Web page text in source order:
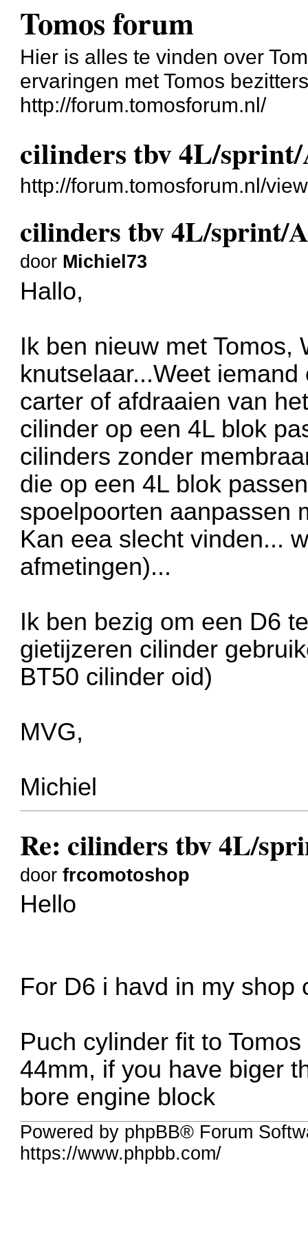
Tomos forum
Hier is alles te vinden over
ervaringen met Tomos
http://forum.tomosforum.nl/
cilinders tbv 4L/
http://forum.tomosforum.nl/
cilinders tbv 4L/sprint/
door Michiel73
Hallo,
Ik ben nieuw met Tomos,
knutselaar...Weet
carter of afdraaien van
cilinder op een 4L blok
cilinders zonder
die op een 4L blok
spoelpoorten aanpassen
Kan eea slecht vinden...
afmetingen)...
Ik ben bezig om een D6
gietijzeren cilinder
BT50 cilinder oid)
MVG,
Michiel
Re: cilinders tbv 4L/
doorfrcomotoshop
Hello
For D6 i havd in my shop
Puch cylinder fit to
44mm, if you have biger
bore engine block
Powered by phpBB® Forum
https://www.phpbb.com/